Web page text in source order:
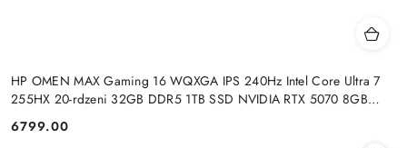
HP OMEN MAX Gaming 16 WQXGA IPS 240Hz Intel Core Ultra 7
255HX 20-rdzeni 32GB DDR5 1TB SSD NVIDIA RTX 5070 8GB
Windows 11
Cena:
6799.00